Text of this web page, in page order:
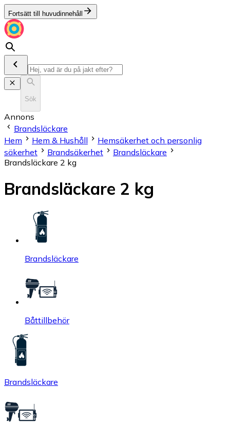
Fortsätt till huvudinnehåll
Sök
Annons
Brandsläckare
Hem
Hem & Hushåll
Hemsäkerhet och personlig
säkerhet
Brandsäkerhet
Brandsläckare
Brandsläckare 2 kg
Brandsläckare 2 kg
Brandsläckare
Båttillbehör
Brandsläckare